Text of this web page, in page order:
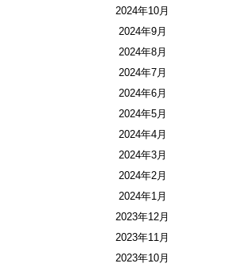
2024年10月
2024年9月
2024年8月
2024年7月
2024年6月
2024年5月
2024年4月
2024年3月
2024年2月
2024年1月
2023年12月
2023年11月
2023年10月